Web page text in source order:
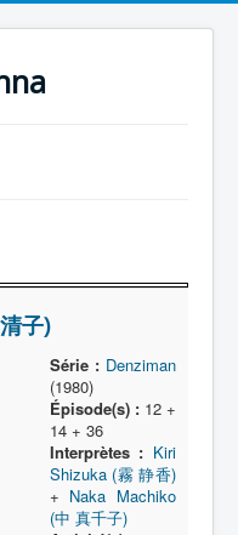
子)
Série : Denziman
(1980)
Épisode(s) :12 +
14 + 36
Interprètes : Kiri
Shizuka (霧 静香)
+ Naka Machiko
(中 真千子)